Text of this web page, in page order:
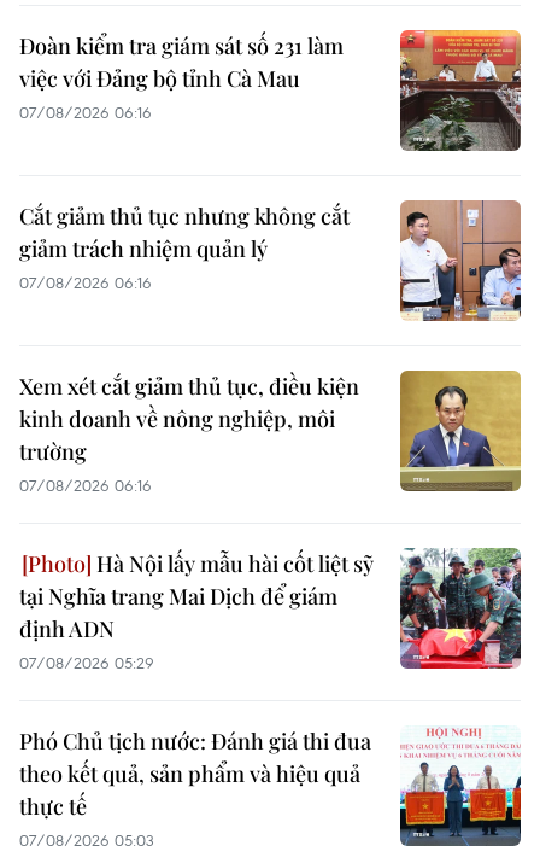
Đoàn kiểm tra giám sát số 231 làm
việc với Đảng bộ tỉnh Cà Mau
07/08/2026 06:16
Cắt giảm thủ tục nhưng không cắt
giảm trách nhiệm quản lý
07/08/2026 06:16
Xem xét cắt giảm thủ tục, điều kiện
kinh doanh về nông nghiệp, môi
trường
07/08/2026 06:16
Hà Nội lấy mẫu hài cốt liệt sỹ
tại Nghĩa trang Mai Dịch để giám
định ADN
07/08/2026 05:29
Phó Chủ tịch nước: Đánh giá thi đua
theo kết quả, sản phẩm và hiệu quả
thực tế
07/08/2026 05:03